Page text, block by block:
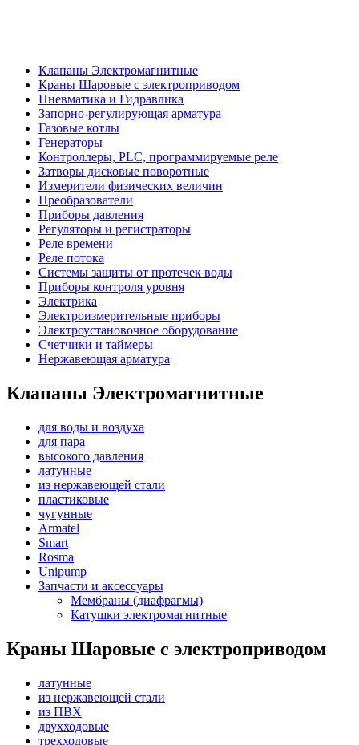
Клапаны Электромагнитные
Краны Шаровые с электроприводом
Пневматика и Гидравлика
Запорно-регулирующая арматура
Газовые котлы
Генераторы
Контроллеры, PLС, программируемые реле
Затворы дисковые поворотные
Измерители физических величин
Преобразователи
Приборы давления
Регуляторы и регистраторы
Реле времени
Реле потока
Системы защиты от протечек воды
Приборы контроля уровня
Электрика
Электроизмерительные приборы
Электроустановочное оборудование
Счетчики и таймеры
Нержавеющая арматура
Клапаны Электромагнитные
для воды и воздуха
для пара
высокого давления
латунные
из нержавеющей стали
пластиковые
чугунные
Armatel
Smart
Rosma
Unipump
Запчасти и аксессуары
Мембраны (диафрагмы)
Катушки электромагнитные
Краны Шаровые с электроприводом
латунные
из нержавеющей стали
из ПВХ
двухходовые
трехходовые